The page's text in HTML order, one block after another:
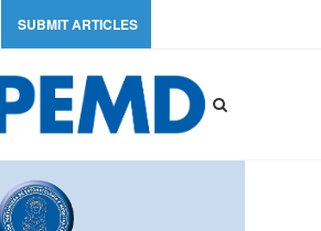
SUBMIT ARTICLES